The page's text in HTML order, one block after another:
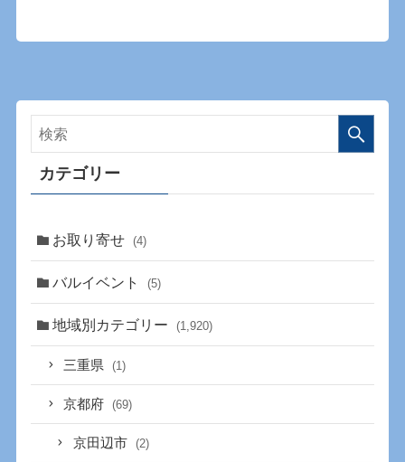
カテゴリー
お取り寄せ (4)
バルイベント (5)
地域別カテゴリー (1,920)
三重県 (1)
京都府 (69)
京田辺市 (2)